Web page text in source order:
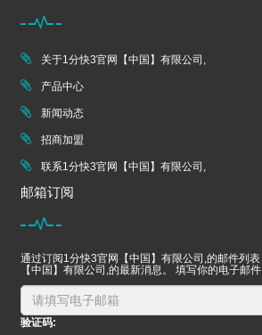
关于1分快3官网【中国】有限公司,
产品中心
新闻动态
招商加盟
联系1分快3官网【中国】有限公司,
邮箱订阅
通过订阅1分快3官网【中国】有限公司,的邮件列
【中国】有限公司,的最新消息。 填写你的电子邮件
验证码: